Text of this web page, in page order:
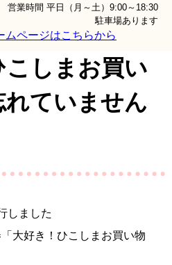
営業時間 平日（月～土）9:00～18:30
駐車場あります
ムページはこちらから
こしまお買い
ていません
しました
大好き！ひこしまお買い物